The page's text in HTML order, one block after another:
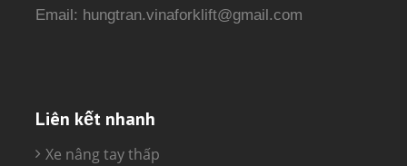
Email: hungtran.vinaforklift@gmail.com
Liên kết nhanh
Xe nâng tay thấp